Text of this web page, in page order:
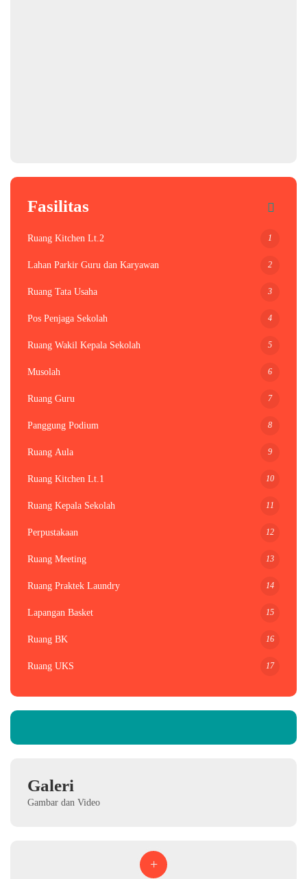
Fasilitas
Ruang Kitchen Lt.2 1
Lahan Parkir Guru dan Karyawan 2
Ruang Tata Usaha 3
Pos Penjaga Sekolah 4
Ruang Wakil Kepala Sekolah 5
Musolah 6
Ruang Guru 7
Panggung Podium 8
Ruang Aula 9
Ruang Kitchen Lt.1 10
Ruang Kepala Sekolah 11
Perpustakaan 12
Ruang Meeting 13
Ruang Praktek Laundry 14
Lapangan Basket 15
Ruang BK 16
Ruang UKS 17
Galeri
Gambar dan Video
+